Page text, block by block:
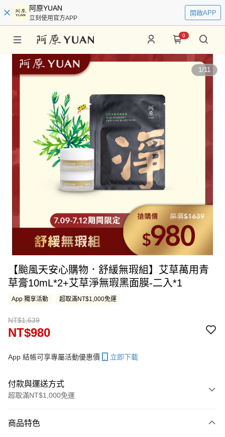
阿原YUAN
立刻使用官方APP
開啟APP
0
1/11
【颱風天安心購物．舒緩無瑕組】艾草萬用青
草膏10mL*2+艾草淨無瑕黑面膜-二入*1
App 獨享活動 超取滿NT$1,000免運
NT$1,639
NT$980
App 結帳可享專屬活動優惠價 立即下載
付款與運送方式
超取滿NT$1,000免運
信用卡一次付款
商品特色